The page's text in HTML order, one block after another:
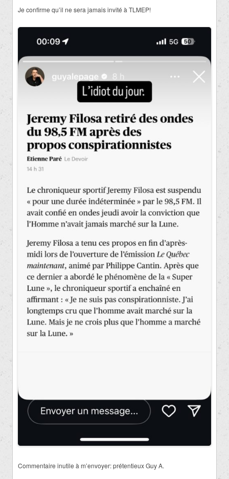
Je confirme qu’il ne sera jamais invité à TLMEP!
Commentaire inutile à m’envoyer: prétentieux Guy A.